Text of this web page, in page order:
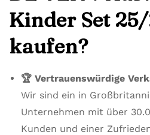
Kinder Set
kaufen?
🏆 Vertrauenswürdige
Wir sind ein in
Unternehmen mit über
Kunden und einer